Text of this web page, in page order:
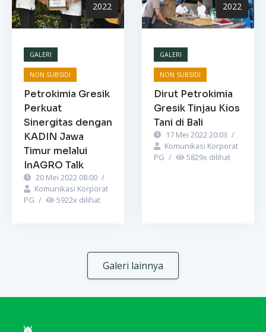
2022
GALERI
NON SUBSIDI
Petrokimia Gresik
Perkuat
Sinergitas dengan
KADIN Jawa
Timur melalui
InAGRO Talk
20 Mei 2022 08:00 /
Komunikasi Korporat
PG / 5922x dilihat
2022
GALERI
NON SUBSIDI
Dirut Petrokimia
Gresik Tinjau Kios
Tani di Bali
17 Mei 2022 20:03 /
Komunikasi Korporat
PG / 5829x dilihat
Galeri lainnya